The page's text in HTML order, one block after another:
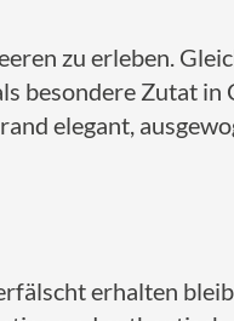
zu erleben.
besondere Zutat
elegant,
erhalten